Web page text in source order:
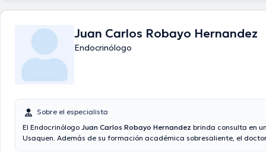
en su disciplina de especialización y ha difundido importantes
el doctor puede hablar Español en su consultorio.
Juan Carlos Robayo Hernandez
Endocrinólogo
Sobre el especialista
El Endocrinólogo Juan Carlos Robayo Hernandez brinda consulta en
Usaquen. Además de su formación académica sobresaliente, el